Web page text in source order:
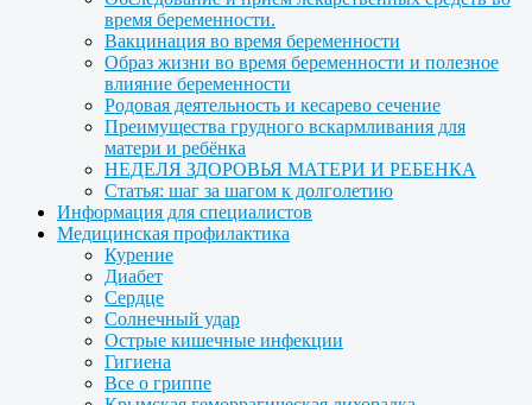
время беременности.
Вакцинация во время беременности
Образ жизни во время беременности и полезное
влияние беременности
Родовая деятельность и кесарево сечение
Преимущества грудного вскармливания для
матери и ребёнка
НЕДЕЛЯ ЗДОРОВЬЯ МАТЕРИ И РЕБЕНКА
Статья: шаг за шагом к долголетию
Информация для специалистов
Медицинская профилактика
Курение
Диабет
Сердце
Солнечный удар
Острые кишечные инфекции
Гигиена
Все о гриппе